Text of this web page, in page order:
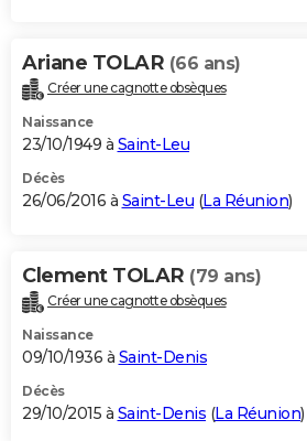
Ariane TOLAR (66 ans)
Créer une cagnotte obsèques
Naissance
23/10/1949 à Saint-Leu
Décès
26/06/2016 à Saint-Leu (La Réunion)
Clement TOLAR (79 ans)
Créer une cagnotte obsèques
Naissance
09/10/1936 à Saint-Denis
Décès
29/10/2015 à Saint-Denis (La Réunion)